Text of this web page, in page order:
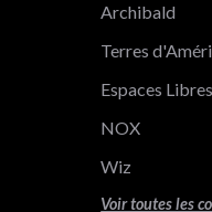
Archibald
Terres
Espaces
NOX
Wiz
Voir toutes les